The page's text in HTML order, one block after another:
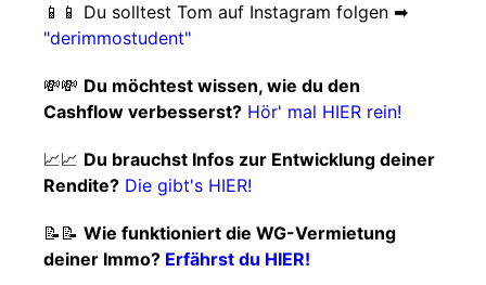
📱📱 Du solltest Tom auf Instagram folgen ➡
"derimmostudent"
💸💸 Du möchtest wissen, wie du den
Cashflow verbesserst? Hör' mal HIER rein!
📈📈 Du brauchst Infos zur Entwicklung deiner
Rendite? Die gibt's HIER!
📝📝 Wie funktioniert die WG-Vermietung
deiner Immo? Erfährst du HIER!